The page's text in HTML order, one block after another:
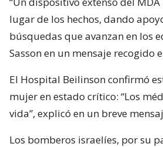
lugar de los hechos, dando
búsquedas que avanzan en los
Sasson en un mensaje recogido
El Hospital Beilinson confirmó
mujer en estado crítico: “Los
vida”, explicó en un breve
Los bomberos israelíes, por su